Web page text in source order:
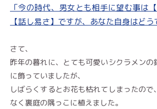
「今の時代、男女とも相手に望む事は
【話し易さ】ですが、あなた自身はどう
さて、
昨年の暮れに、とても可愛いシクラメンの
に飾っていましたが、
しばらくするとお花も枯れてしまったので
なく裏庭の隅っこに植えました。